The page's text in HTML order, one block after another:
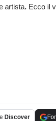
artista. Ecco il
Discover